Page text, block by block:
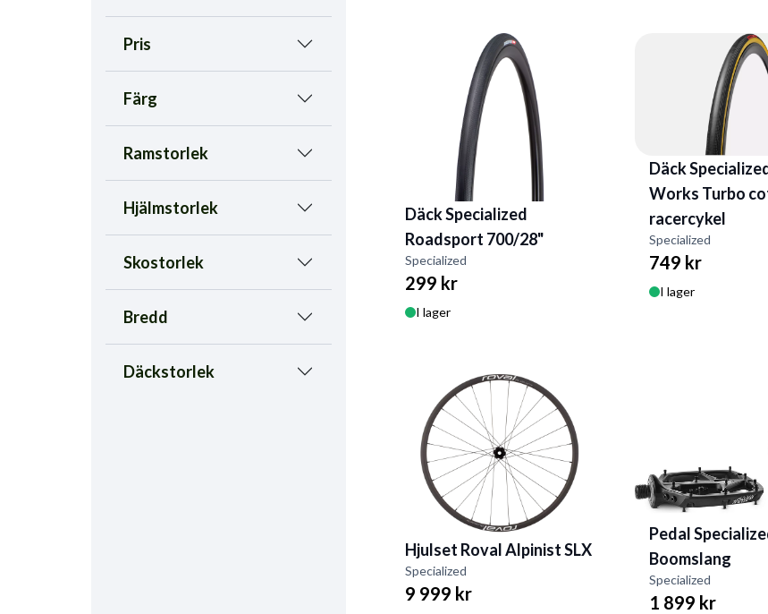
Pris
Färg
Ramstorlek
Hjälmstorlek
Skostorlek
Bredd
Däckstorlek
Däck Specialized
Roadsport 700/28"
Specialized
299 kr
I lager
Däck
Works Turbo
racercykel
Specialized
749 kr
I lager
Hjulset Roval Alpinist SLX
Specialized
9 999 kr
Pedal
Boomslang
Specialized
1 899 kr